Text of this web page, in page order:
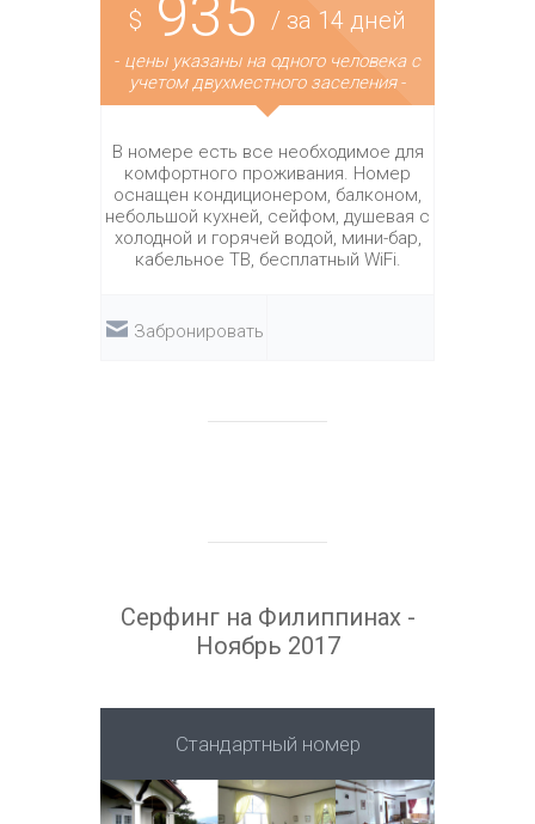
$ 935 / за 14 дней
- цены указаны на одного человека с
учетом двухместного заселения-
В номере есть все необходимое для
комфортного проживания. Номер
оснащен кондиционером, балконом,
небольшой кухней, сейфом, душевая с
холодной и горячей водой, мини-бар,
кабельное ТВ, бесплатный WiFi.
Забронировать
Серфинг на Филиппинах -
Ноябрь 2017
Стандартный номер